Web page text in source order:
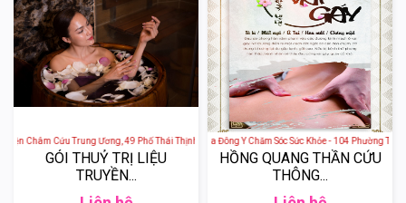
Viện Châm Cứu Trung Ương, 49 Phố Thái Thịnh, Thịnh Quang, Đống Đa, Hà Nội, Việt Nam
GÓI THUỶ TRỊ LIỆU
TRUYỀN...
Hoa Mộc Tâm An - Spa Đông Y Chăm Sóc Sức Khỏe - 104 Phường
HỒNG QUANG THẦN CỨU
THÔNG...